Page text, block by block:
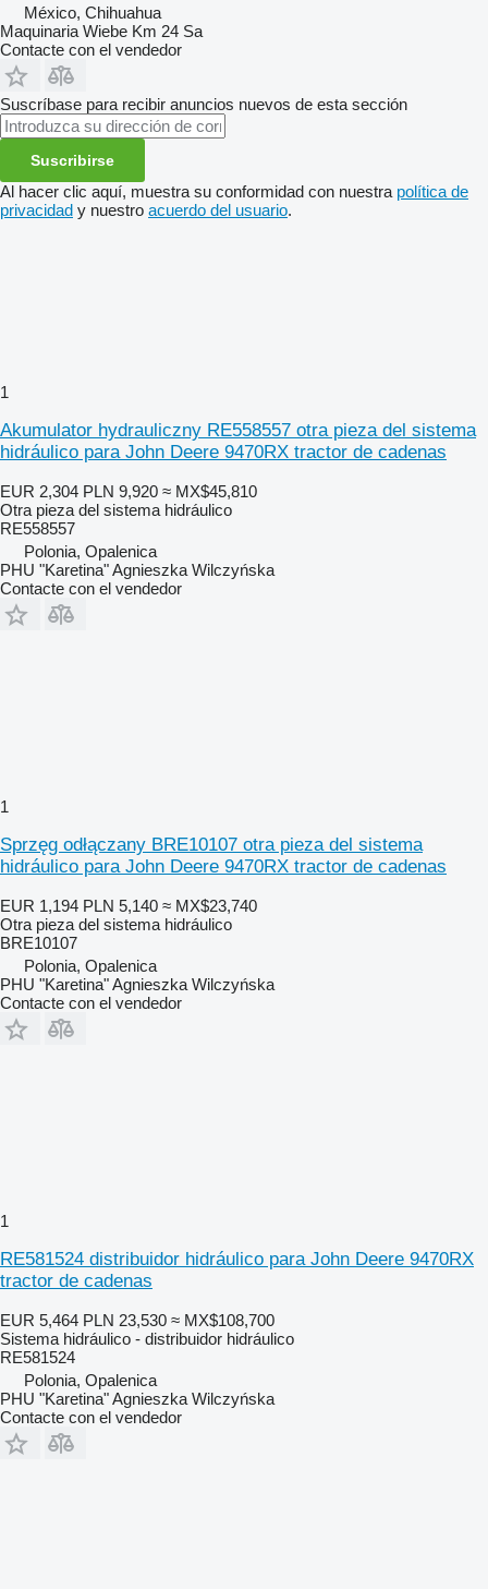
México, Chihuahua
Maquinaria Wiebe Km 24 Sa
Contacte con el vendedor
Suscríbase para recibir anuncios nuevos de esta sección
Suscribirse
Al hacer clic aquí, muestra su conformidad con nuestra política de
privacidad y nuestro acuerdo del usuario.
1
Akumulator hydrauliczny RE558557 otra pieza del sistema
hidráulico para John Deere 9470RX tractor de cadenas
EUR 2,304 PLN 9,920 ≈ MX$45,810
Otra pieza del sistema hidráulico
RE558557
Polonia, Opalenica
PHU "Karetina" Agnieszka Wilczyńska
Contacte con el vendedor
1
Sprzęg odłączany BRE10107 otra pieza del sistema
hidráulico para John Deere 9470RX tractor de cadenas
EUR 1,194 PLN 5,140 ≈ MX$23,740
Otra pieza del sistema hidráulico
BRE10107
Polonia, Opalenica
PHU "Karetina" Agnieszka Wilczyńska
Contacte con el vendedor
1
RE581524 distribuidor hidráulico para John Deere 9470RX
tractor de cadenas
EUR 5,464 PLN 23,530 ≈ MX$108,700
Sistema hidráulico - distribuidor hidráulico
RE581524
Polonia, Opalenica
PHU "Karetina" Agnieszka Wilczyńska
Contacte con el vendedor